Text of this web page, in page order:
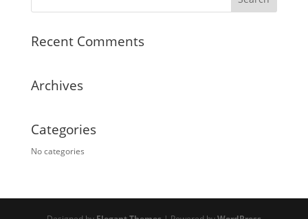
Recent Comments
Archives
Categories
No categories